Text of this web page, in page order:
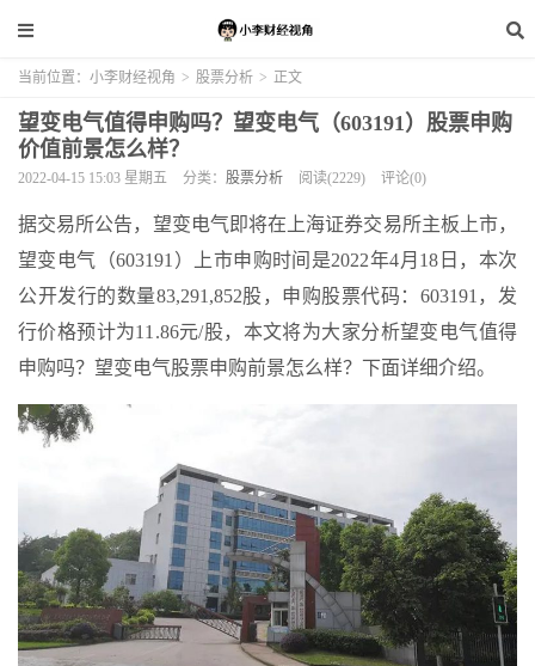
当前位置： 小李财经视角 > 股票分析 > 正文
望变电气值得申购吗？望变电气（603191）股票申购
价值前景怎么样？
2022-04-15 15:03 星期五 分类： 股票分析 阅读(2229) 评论(0)
据交易所公告，望变电气即将在上海证券交易所主板上市，
望变电气（603191）上市申购时间是2022年4月18日，本次
公开发行的数量83,291,852股，申购股票代码：603191，发
行价格预计为11.86元/股，本文将为大家分析望变电气值得
申购吗？望变电气股票申购前景怎么样？下面详细介绍。